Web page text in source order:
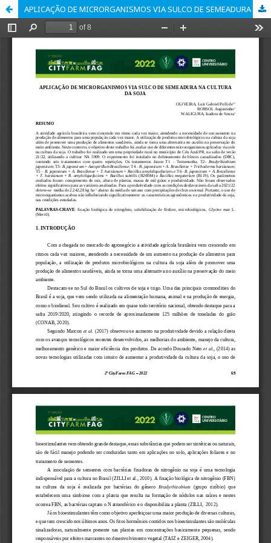
APLICAÇÃO DE MICRORGANISMOS VIA SULCO DE SEMEADURA NA CULTURA DA SOJA